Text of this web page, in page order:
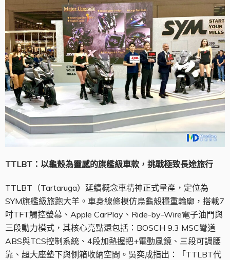
TTLBT ：以龜殼為靈感的旗艦級車款，挑戰極致長途旅行
TTLBT（Tartaruga）延續概念車精神正式量產，定位為
SYM旗艦級旅跑大羊。車身線條模仿烏龜殼穩重輪廓，搭載7
吋TFT觸控螢幕、Apple CarPlay、Ride-by-Wire電子油門與
三段動力模式，其核心亮點還包括：BOSCH 9.3 MSC彎道
ABS與TCS控制系統、4段加熱握把+電動風鏡、三段可調腰
靠、超大座墊下與側箱收納空間。吳奕成指出：「TTLBT代